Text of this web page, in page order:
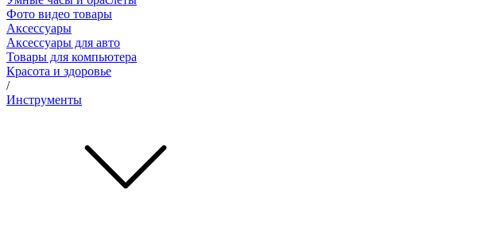
Фото видео товары
Аксессуары
Аксессуары для авто
Товары для компьютера
Красота и здоровье
/
Инструменты